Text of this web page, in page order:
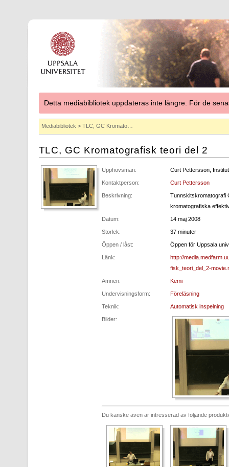
Detta mediabibliotek uppdateras inte längre. För de
Mediabibliotek > TLC, GC Kromato…
TLC, GC Kromatografisk teori del 2
Upphovsman: Curt Pettersson,
Kontaktperson: Curt Pettersson
Beskrivning:
Tunnskitskromatografi
kromatografiska
Datum: 14 maj 2008
Storlek: 37 minuter
Öppen / låst: Öppen för Uppsala
Länk:
http://
fisk_teori_del_2-
Ämnen: Kemi
Undervisningsform: Föreläsning
Teknik: Automatisk inspelning
Bilder:
Du kanske även är intresserad av följande